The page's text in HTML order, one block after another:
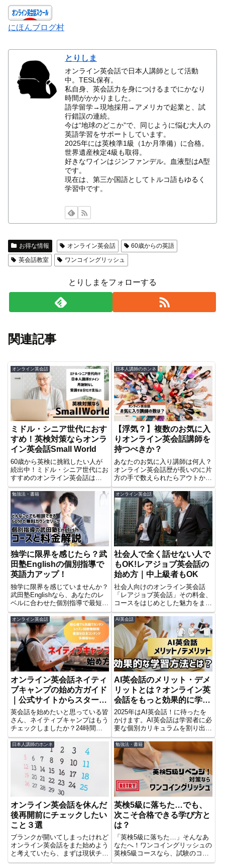
にほんブログ村
とりしま
オンライン英会話で日本人講師として活動
中。TESL保有。
私自身、英会話力を身につけるまでにかなり
時間がかかりました。
語学留学→現地採用→アメリカで起業と、試
行錯誤の連続。
今は“地球のどこか”で、同じように悩む大人の
英語学習をサポートしています。
2025年には英検準1級（1か月準備）に合格。
世界遺産検定4級も取得。
好きなワインはジンファンデル。血液型はA型
です。
現在は、第三か国語としてトルコ語もゆるく
学習中です。
お得な情報 オンライン英会話
60歳からの英語
英会話教室
ワンコイングリッシュ
とりしまをフォローする
関連記事
オンライン英会話
ミドル・シニア世代におす
すめ！英検対策ならオンラ
イン英会話Small World
60歳から英検に挑戦したい人が
続出中！ミドル・シニア世代にお
すすめのオンライン英会話は
Small World。月謝制なし・日本
人講師メインで自由に学べます。
無料体験レッスン受付中！
日本人講師のホンネ
【浮気？】複数のお気に入
りオンライン英会話講師を
持つべきか？
あなたのお気に入り講師は何人？
オンライン英会話歴が長いのに片
方の手で数えられたらアウトか
も？この記事ではオンライン英会
話のお気に入り講師は複数人いる
べきか？その理由について解説し
ています。
勉強法・書籍
独学に限界を感じたら？武
田塾Englishの個別指導で
英語力アップ！
独学に限界を感じていませんか？
武田塾Englishなら、あなたのレ
ベルに合わせた個別指導で最短ル
ートの学習が可能。料金や各コー
スの特徴をわかりやすく紹介！
オンライン英会話
社会人で全く話せない人で
もOK!レアジョブ英会話の
始め方｜中上級者もOK
社会人向けのオンライン英会話
「レアジョブ英会話」その料金、
コースをはじめとした魅力をまと
めてみました。初心者さんから上
級者まで確実に英語力がつくだろ
うカリキュラムを試してみてくだ
さい。
オンライン英会話
オンライン英会話ネイティ
ブキャンプの始め方ガイド
｜公式サイトからスター
ト！
英会話を始めたいと思っている皆
さん、ネイティブキャンプはもう
チェックしましたか？24時間い
つでもどこでも英会話レッスンを
受けられるネイティブキャンプ
は、忙しい大人でもぴったりのオ
ンライン英会話サービスです。ネ
イティブキャンプなら、月額料金
AI英会話
AI英会話のメリット・デメ
リットとは？オンライン英
会話をもっと効果的に学ぼ
う！
2025年はAI英会話！に待ったを
かけます。AI英会話は学習者に必
要な個別カリキュラムを割り出し
てくれたり24時間いつでもどこ
でもどんな格好ででもできる便利
なツールですがデメリットも！本
記事ではAI英会話のメリット・デ
メリット、オンライン英会話と併
用する方がいい理由をまとめてい
ます。
日本人講師のホンネ
オンライン英会話を休んだ
後再開前にチェックしたい
こと３選
ブランクが開いてしまったけれど
オンライン英会話をまた始めよう
と考えていたら、まずは現状チェ
ックが大事です。ここではブラン
勉強法・書籍
英検5級に落ちた…でも、
次こそ合格できる学び方と
は？
「英検5級に落ちた…」そんなあ
なたへ！ワンコイングリッシュの
英検5級コースなら、試験のコツ
を押さえて合格を目指せる。独学